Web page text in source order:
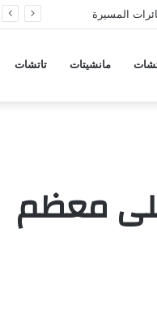
المسيرة
مانشيتات تاتشات
على معظم